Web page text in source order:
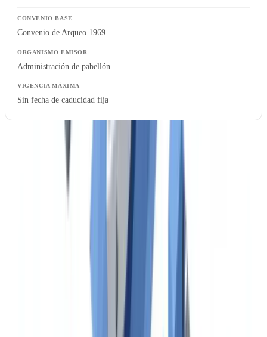
Convenio de Arqueo 1969
Administración de pabellón
Sin fecha de caducidad fija
El Código Internacional de Gestión de la Seguridad (ISM),
incorporado al Capítulo IX del SOLAS, exige que toda compañía
naviera cuente con un Sistema de Gestión de la Seguridad (SGS)
Las auditorías intermedias del ISM, realizadas entre el segundo y el